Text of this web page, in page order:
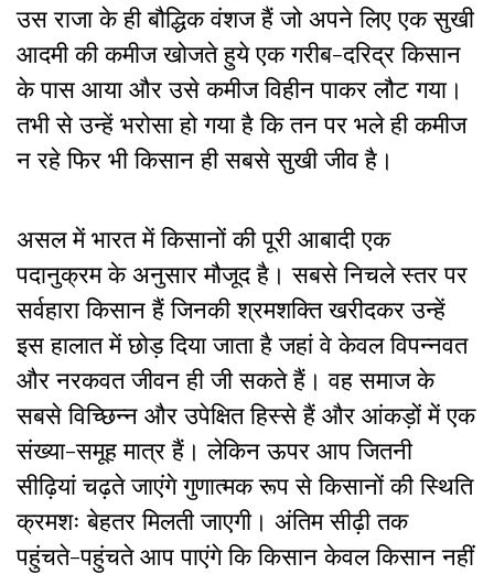
उस राजा के ही बौद्धिक वंशज हैं जो अपने लिए एक सुखी
आदमी की कमीज खोजते हुये एक गरीब-दरिद्र किसान
के पास आया और उसे कमीज विहीन पाकर लौट गया।
तभी से उन्हें भरोसा हो गया है कि तन पर भले ही कमीज
न रहे फिर भी किसान ही सबसे सुखी जीव है।
असल में भारत में किसानों की पूरी आबादी एक
पदानुक्रम के अनुसार मौजूद है। सबसे निचले स्तर पर
सर्वहारा किसान हैं जिनकी श्रमशक्ति खरीदकर उन्हें
इस हालात में छोड़ दिया जाता है जहां वे केवल विपन्नवत
और नरकवत जीवन ही जी सकते हैं। वह समाज के
सबसे विच्छिन्न और उपेक्षित हिस्से हैं और आंकड़ों में एक
संख्या-समूह मात्र हैं। लेकिन ऊपर आप जितनी
सीढ़ियां चढ़ते जाएंगे गुणात्मक रूप से किसानों की स्थिति
क्रमशः बेहतर मिलती जाएगी। अंतिम सीढ़ी तक
पहुंचते-पहुंचते आप पाएंगे कि किसान केवल किसान नहीं